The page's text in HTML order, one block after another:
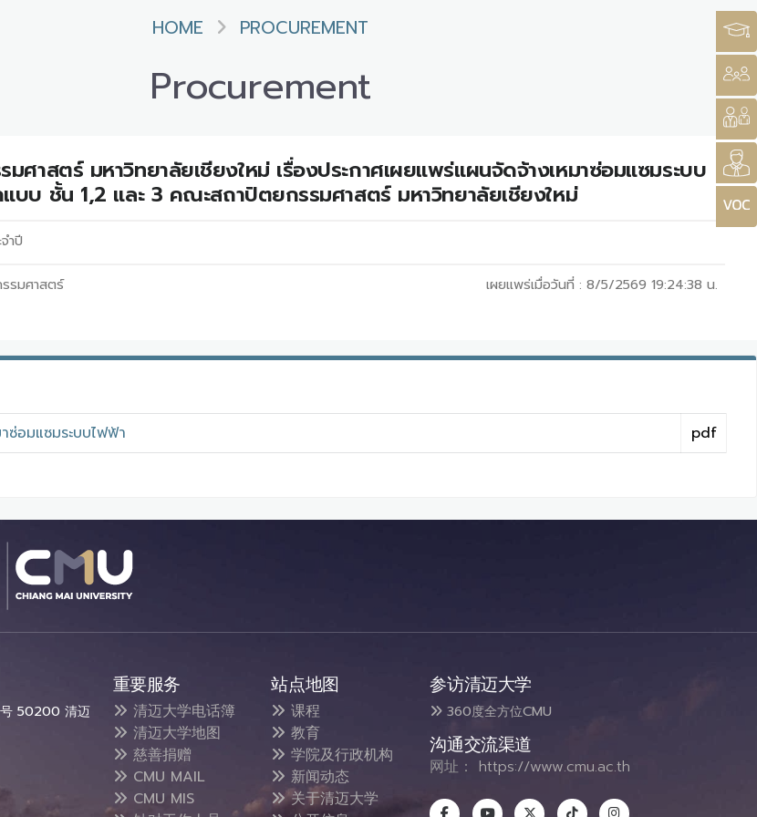
HOME PROCUREMENT
Procurement
ศาสตร์ มหาวิทยาลัยเชียงใหม่ เรื่องประกาศเผยแพร่แผนจัดจ้างเหมาซ่อมแซมระบบ
บบ ชั้น 1,2 และ 3 คณะสถาปัตยกรรมศาสตร์ มหาวิทยาลัยเชียงใหม่
ำปี
รมศาสตร์ เผยแพร่เมื่อวันที่ : 8/5/2569 19:24:38 น.
ซ่อมแซมระบบไฟฟ้า pdf
号 50200 清迈
重要服务
清迈大学电话簿
清迈大学地图
慈善捐赠
CMU MAIL
CMU MIS
站点地图
课程
教育
学院及行政机构
新闻动态
关于清迈大学
参访清迈大学
360度全方位CMU
沟通交流渠道
网址： https://www.cmu.ac.th